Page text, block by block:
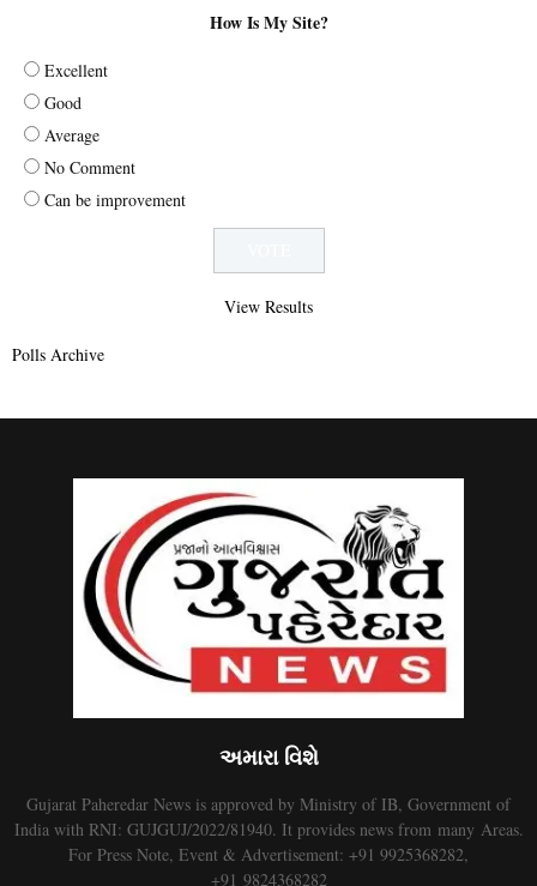
How Is My Site?
Excellent
Good
Average
No Comment
Can be improvement
View Results
Polls Archive
અમારા વિશે
Gujarat Paheredar News is approved by Ministry of IB, Government of
India with RNI: GUJGUJ/2022/81940. It provides news from many Areas.
For Press Note, Event & Advertisement: +91 9925368282,
+91 9824368282